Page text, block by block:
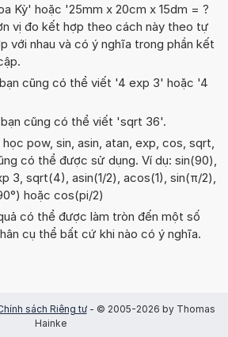
Kỳ' hoặc '25mm x 20cm x 15dm = ?
vị đo kết hợp theo cách này theo tự
với nhau và có ý nghĩa trong phần kết
cũng có thể viết '4 exp 3' hoặc '4
cũng có thể viết 'sqrt 36'.
pow, sin, asin, atan, exp, cos, sqrt,
có thể được sử dụng. Ví dụ: sin(90),
3, sqrt(4), asin(1/2), acos(1), sin(π/2),
hoặc cos(pi/2)
có thể được làm tròn đến một số
cụ thể bất cứ khi nào có ý nghĩa.
sách Riêng tư- © 2005-2026 by Thomas
Hainke